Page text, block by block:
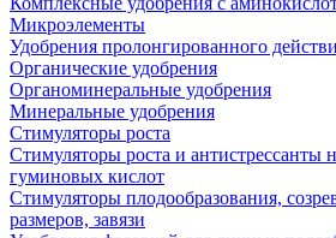
Микроэлементы
Удобрения пролонгированного
Органические удобрения
Органоминеральные удобрения
Минеральные удобрения
Стимуляторы роста
Стимуляторы роста и антистрессанты
гуминовых кислот
Стимуляторы плодообразования,
размеров, завязи